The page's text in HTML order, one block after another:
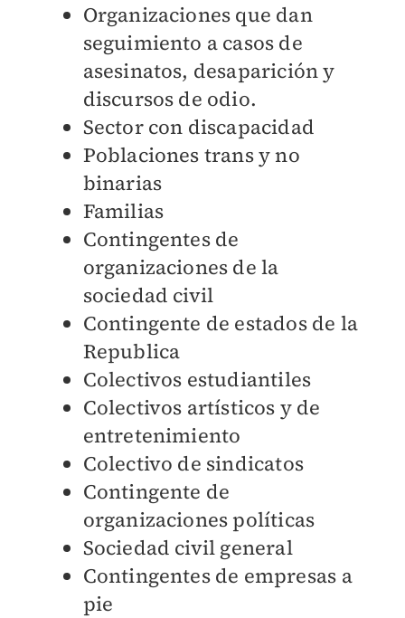
Organizaciones que dan
seguimiento a casos de
asesinatos, desaparición y
discursos de odio.
Sector con discapacidad
Poblaciones trans y no
binarias
Familias
Contingentes de
organizaciones de la
sociedad civil
Contingente de estados de la
Republica
Colectivos estudiantiles
Colectivos artísticos y de
entretenimiento
Colectivo de sindicatos
Contingente de
organizaciones políticas
Sociedad civil general
Contingentes de empresas a
pie